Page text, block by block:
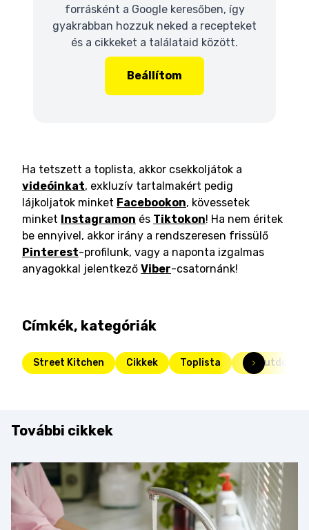
forrásként a Google keresőben, így
gyakrabban hozzuk neked a recepteket
és a cikkeket a találataid között.
Beállítom
Ha tetszett a toplista, akkor csekkoljátok a
videóinkat, exkluzív tartalmakért pedig
lájkoljatok minket Facebookon, kövessetek
minket Instagramon és Tiktokon! Ha nem éritek
be ennyivel, akkor irány a rendszeresen frissülő
Pinterest-profilunk, vagy a naponta izgalmas
anyagokkal jelentkező Viber-csatornánk!
Címkék, kategóriák
Street Kitchen Cikkek Toplista SK Outdoor
További cikkek